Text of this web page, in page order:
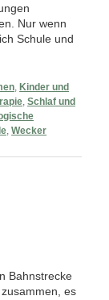
Nur wenn
Schule und
, Kinder und
,Schlaf und
,Wecker
Bahnstrecke
es